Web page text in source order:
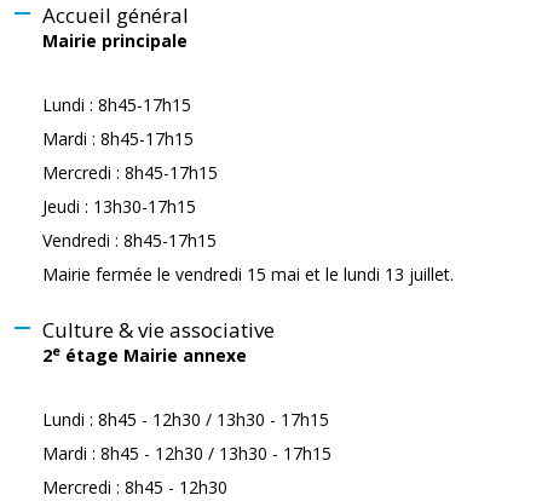
Accueil général
Mairie principale
Lundi : 8h45-17h15
Mardi : 8h45-17h15
Mercredi : 8h45-17h15
Jeudi : 13h30-17h15
Vendredi : 8h45-17h15
Mairie fermée le vendredi 15 mai et le lundi 13 juillet.
Culture & vie associative
2e étage Mairie annexe
Lundi : 8h45 - 12h30 / 13h30 - 17h15
Mardi : 8h45 - 12h30 / 13h30 - 17h15
Mercredi : 8h45 - 12h30